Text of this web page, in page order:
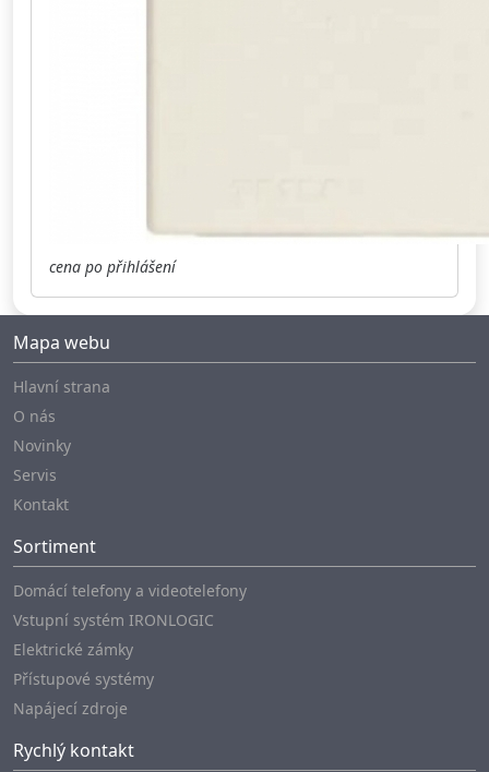
cena po přihlášení
Mapa webu
Hlavní strana
O nás
Novinky
Servis
Kontakt
Sortiment
Domácí telefony a videotelefony
Vstupní systém IRONLOGIC
Elektrické zámky
Přístupové systémy
Napájecí zdroje
Rychlý kontakt